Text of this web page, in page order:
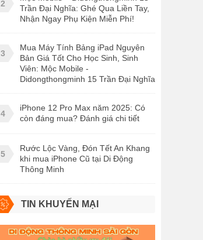
2
Trần Đại Nghĩa: Ghé Qua Liền Tay,
Nhận Ngay Phụ Kiện Miễn Phí!
3
Mua Máy Tính Bảng iPad Nguyên
Bản Giá Tốt Cho Học Sinh, Sinh
Viên: Mộc Mobile -
Didongthongminh 15 Trần Đại Nghĩa
4
iPhone 12 Pro Max năm 2025: Có
còn đáng mua? Đánh giá chi tiết
5
Rước Lộc Vàng, Đón Tết An Khang
khi mua iPhone Cũ tại Di Động
Thông Minh
TIN KHUYẾN MẠI